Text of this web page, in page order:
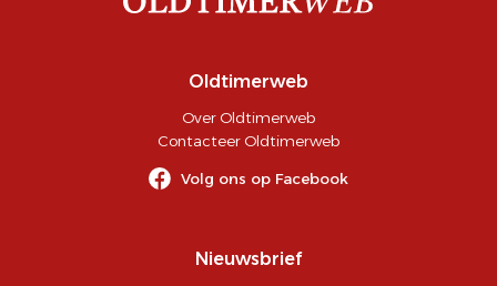
Oldtimerweb
Over Oldtimerweb
Contacteer Oldtimerweb
Volg ons op Facebook
Nieuwsbrief